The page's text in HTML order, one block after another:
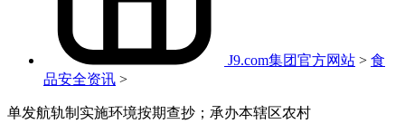
J9.com集团官方网站 > 食
品安全资讯 >
单发航轨制实施环境按期查抄；承办本辖区农村